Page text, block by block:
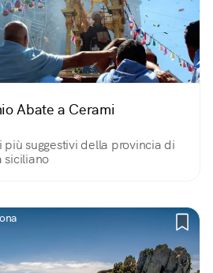
Abate a Cerami
più suggestivi della provincia di
siciliano